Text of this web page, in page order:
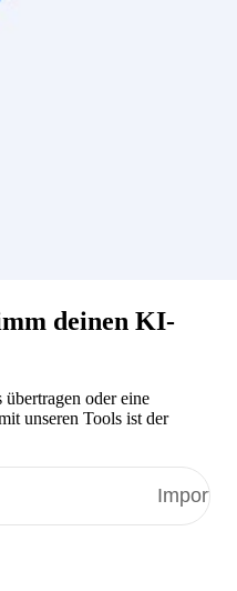
deinen KI-
oder eine
unseren Tools ist der